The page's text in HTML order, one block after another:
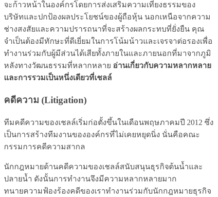
จะก้าวหน้าในองค์กรโดยการส่งเสริมความเที่ยงธรรมของ
บริษัทและปกป้องผลประโยชน์ของผู้ถือหุ้น นอกเหนือจากความ
ช่างสงสัยและความปรารถนาที่จะสร้างผลกระทบที่ยั่งยืน คุณ
จำเป็นต้องมีทักษะที่ดีเยี่ยมในการโน้มน้าวและเจรจาต่อรองเพื่อ
ทำงานร่วมกับผู้มีส่วนได้เสียทั้งภายในและภายนอกที่มาจากภูมิ
หลังทางวัฒนธรรมที่หลากหลาย อ่านเกี่ยวกับความหลากหลาย
และการรวมเป็นหนึ่งเดียวที่เชลล์
คดีความ (Litigation)
ทีมคดีความของเชลล์เริ่มก่อตั้งขึ้นในเดือนพฤษภาคมปี 2012 ซึ่ง
เป็นการสร้างทีมงานขององค์กรที่ไม่เคยหยุดนิ่ง นั่นคือคณะ
กรรมการคดีความสากล
นักกฎหมายด้านคดีความของเชลล์สนับสนุนธุรกิจต้นน้ำและ
ปลายน้ำ ดังนั้นการทำงานจึงมีความหลากหลายมาก
ทนายความฟ้องร้องคดีของเราทำงานร่วมกับนักกฎหมายธุรกิจ